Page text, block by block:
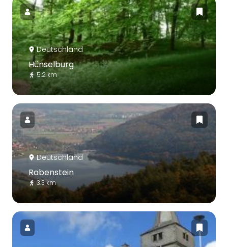
Deutschland
Hünselburg
5.2 km
Deutschland
Rabenstein
3.3 km